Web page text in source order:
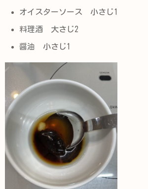
オイスターソース 小さじ1
料理酒 大さじ2
醤油 小さじ1